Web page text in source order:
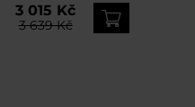
3 015 Kč
3 639 Kč